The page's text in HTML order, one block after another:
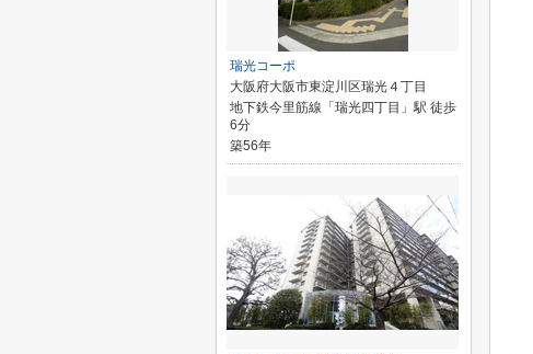
瑞光コーポ
大阪府大阪市東淀川区瑞光４丁目
地下鉄今里筋線「瑞光四丁目」駅 徒歩
6分
築56年